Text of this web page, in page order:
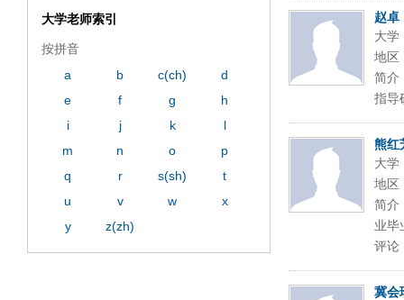
赵卓
大学
地区
简介
指导
熊红
大学
地区
简介
业毕
评论
冀会
大学老师索引
按拼音
a
b c(ch)
d
e
f g
h
i
j k
l
m
n o
p
q
r s(sh)
t
u
v w
x
y
z(zh)